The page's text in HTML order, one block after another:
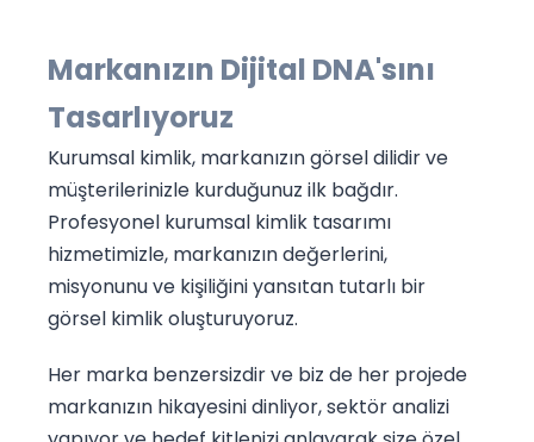
Markanızın Dijital DNA'sını
Tasarlıyoruz
Kurumsal kimlik, markanızın görsel dilidir ve
müşterilerinizle kurduğunuz ilk bağdır.
Profesyonel kurumsal kimlik tasarımı
hizmetimizle, markanızın değerlerini,
misyonunu ve kişiliğini yansıtan tutarlı bir
görsel kimlik oluşturuyoruz.
Her marka benzersizdir ve biz de her projede
markanızın hikayesini dinliyor, sektör analizi